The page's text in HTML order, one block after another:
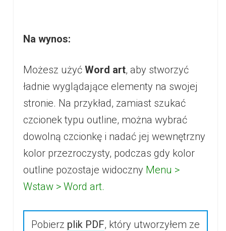
Na wynos:
Możesz użyćWord art, aby stworzyć
ładnie wyglądające elementy na swojej
stronie. Na przykład, zamiast szukać
czcionek typu outline, można wybrać
dowolną czcionkę i nadać jej wewnętrzny
kolor przezroczysty, podczas gdy kolor
outline pozostaje widoczny Menu >
Wstaw > Word art.
Pobierz plik PDF, który utworzyłem ze